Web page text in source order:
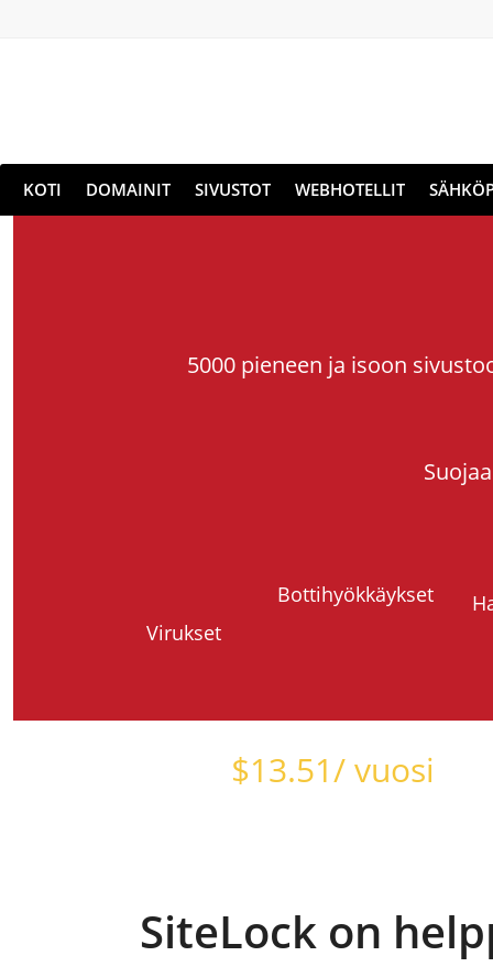
KOTI DOMAINIT SIVUSTOT WEBHOTELLIT
5000 pieneen ja isoon
Virukset
Bottihyökkäykset
$13.51/ vuosi
SiteLock on